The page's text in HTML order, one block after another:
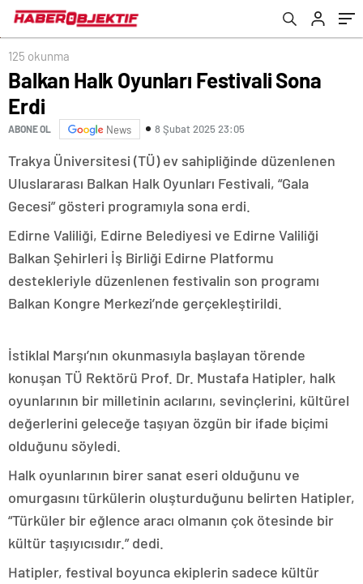
125 okunma
Balkan Halk Oyunları Festivali Sona
Erdi
ABONE OL News 8 Şubat 2025 23:05
Trakya Üniversitesi (TÜ) ev sahipliğinde düzenlenen
Uluslararası Balkan Halk Oyunları Festivali, “Gala
Gecesi” gösteri programıyla sona erdi.
Edirne Valiliği, Edirne Belediyesi ve Edirne Valiliği
Balkan Şehirleri İş Birliği Edirne Platformu
destekleriyle düzenlenen festivalin son programı
Balkan Kongre Merkezi’nde gerçekleştirildi.
İstiklal Marşı’nın okunmasıyla başlayan törende
konuşan TÜ Rektörü Prof. Dr. Mustafa Hatipler, halk
oyunlarının bir milletinin acılarını, sevinçlerini, kültürel
değerlerini geleceğe taşıyan özgün bir ifade biçimi
olduğunu söyledi.
Halk oyunlarının birer sanat eseri olduğunu ve
omurgasını türkülerin oluşturduğunu belirten Hatipler,
“Türküler bir eğlence aracı olmanın çok ötesinde bir
kültür taşıyıcısıdır.” dedi.
Hatipler, festival boyunca ekiplerin sadece kültür